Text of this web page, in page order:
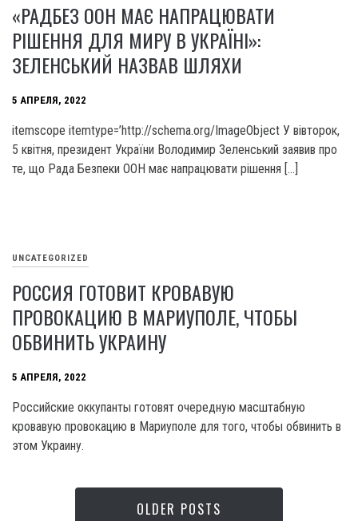
«РАДБЕЗ ООН МАЄ НАПРАЦЮВАТИ
РІШЕННЯ ДЛЯ МИРУ В УКРАЇНІ»:
ЗЕЛЕНСЬКИЙ НАЗВАВ ШЛЯХИ
5 АПРЕЛЯ, 2022
itemscope itemtype=’http://schema.org/ImageObject У вівторок,
5 квітня, президент України Володимир Зеленський заявив про
те, що Рада Безпеки ООН має напрацювати рішення […]
UNCATEGORIZED
РОССИЯ ГОТОВИТ КРОВАВУЮ
ПРОВОКАЦИЮ В МАРИУПОЛЕ, ЧТОБЫ
ОБВИНИТЬ УКРАИНУ
5 АПРЕЛЯ, 2022
Российские оккупанты готовят очередную масштабную
кровавую провокацию в Мариуполе для того, чтобы обвинить в
этом Украину.
OLDER POSTS